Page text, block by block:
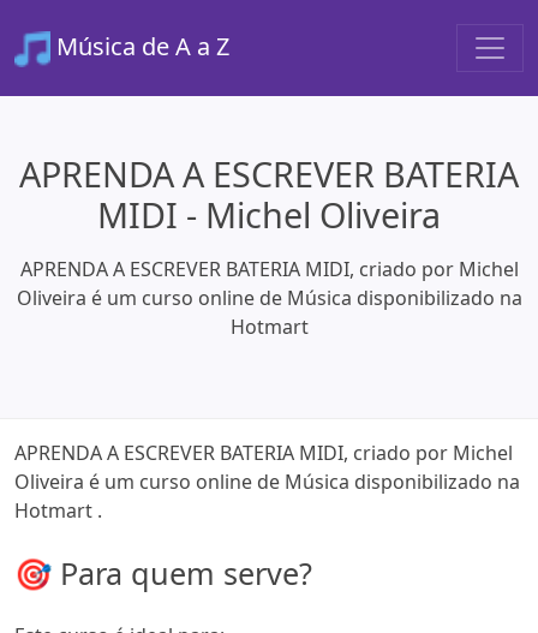
Música de A a Z
APRENDA A ESCREVER BATERIA
MIDI - Michel Oliveira
APRENDA A ESCREVER BATERIA MIDI, criado por Michel
Oliveira é um curso online de Música disponibilizado na
Hotmart
APRENDA A ESCREVER BATERIA MIDI, criado por Michel
Oliveira é um curso online de Música disponibilizado na
Hotmart .
🎯 Para quem serve?